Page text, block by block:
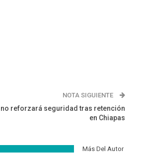
NOTA SIGUIENTE
no reforzará seguridad tras retención
en Chiapas
Más Del Autor